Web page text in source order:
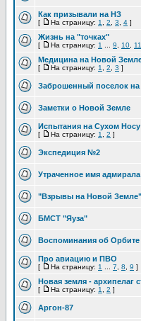
Как призывали на НЗ
[ На страницу: 1 2 3 4 ]
Жизнь на "точках"
[ На страницу: 1 9 10 11
Медицина на Новой
[ На страницу: 1 2 3 ]
Заброшенный поселок
Заметки о Новой Земле
Испытания на Сухом Носу
[ На страницу: 1 2 ]
Экспедиция №2
Утраченное имя адмирала
"Взрывы на Новой Земле"
БМСТ "Яуза"
Воспоминания об Орбите
Про авиацию и ПВО
[ На страницу: 1 7 8 9 ]
Новая земля - архипелаг
[ На страницу: 1 2 ]
Аргон-87